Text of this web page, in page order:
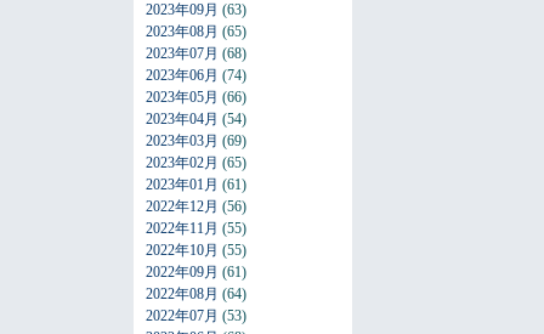
2023年09月 (63)
2023年08月 (65)
2023年07月 (68)
2023年06月 (74)
2023年05月 (66)
2023年04月 (54)
2023年03月 (69)
2023年02月 (65)
2023年01月 (61)
2022年12月 (56)
2022年11月 (55)
2022年10月 (55)
2022年09月 (61)
2022年08月 (64)
2022年07月 (53)